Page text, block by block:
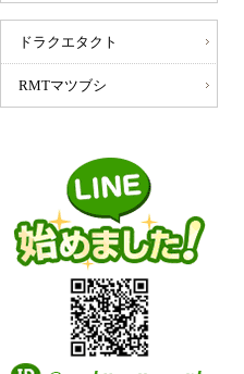
ドラクエタクト
RMTマツブシ